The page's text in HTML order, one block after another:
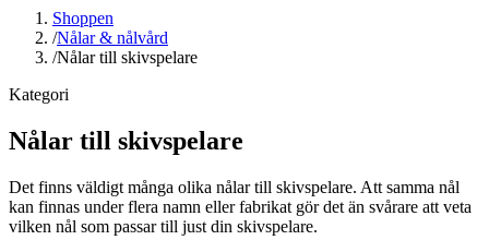
Shoppen
/Nålar & nålvård
/Nålar till skivspelare
Kategori
Nålar till skivspelare
Det finns väldigt många olika nålar till skivspelare. Att samma nål
kan finnas under flera namn eller fabrikat gör det än svårare att veta
vilken nål som passar till just din skivspelare.